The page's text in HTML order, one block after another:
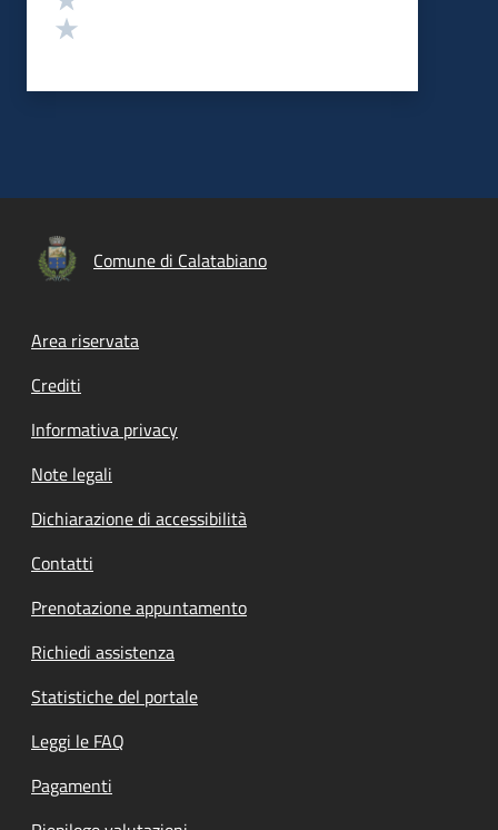
Comune di Calatabiano
Footer menu
Area riservata
Crediti
Informativa privacy
Note legali
Dichiarazione di accessibilità
Contatti
Prenotazione appuntamento
Richiedi assistenza
Statistiche del portale
Leggi le FAQ
Pagamenti